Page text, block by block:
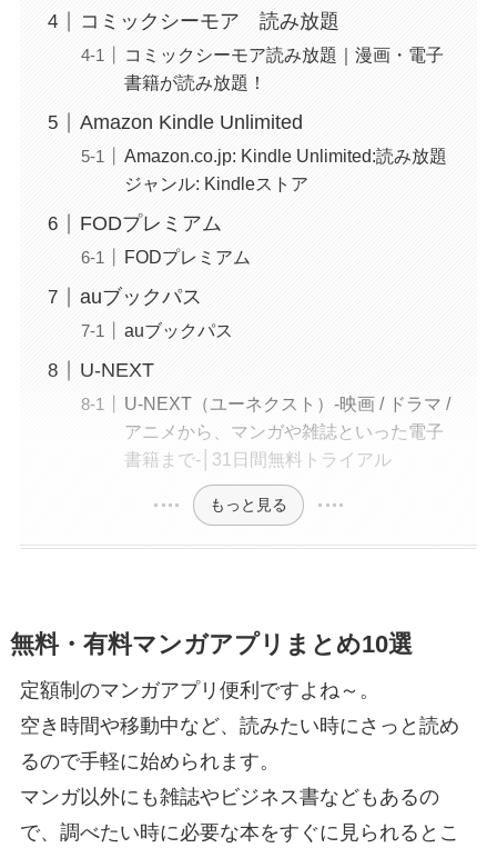
コミックシーモア 読み放題
コミックシーモア読み放題｜漫画・電子
書籍が読み放題！
Amazon Kindle Unlimited
Amazon.co.jp: Kindle Unlimited:読み放題
ジャンル: Kindleストア
FODプレミアム
FODプレミアム
auブックパス
auブックパス
U-NEXT
U-NEXT（ユーネクスト）-映画 / ドラマ /
アニメから、マンガや雑誌といった電子
書籍まで-│31日間無料トライアル
もっと見る
無料・有料マンガアプリまとめ10選
定額制のマンガアプリ便利ですよね～。
空き時間や移動中など、読みたい時にさっと読め
るので手軽に始められます。
マンガ以外にも雑誌やビジネス書などもあるの
で、調べたい時に必要な本をすぐに見られるとこ